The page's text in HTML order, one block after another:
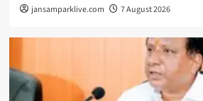
jansamparklive.com 7 August 2026